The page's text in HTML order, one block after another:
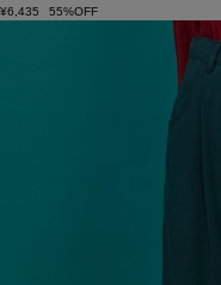
¥6,435
55%OFF